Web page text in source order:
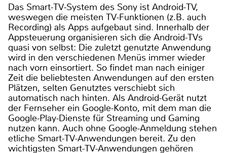
Das Smart-TV-System des Sony ist Android-TV,
weswegen die meisten TV-Funktionen (z.B. auch
Recording) als Apps aufgebaut sind. Innerhalb der
Appsteuerung organisieren sich die Android-TVs
quasi von selbst: Die zuletzt genutzte Anwendung
wird in den verschiedenen Menüs immer wieder
nach vorn einsortiert. So findet man nach einiger
Zeit die beliebtesten Anwendungen auf den ersten
Plätzen, selten Genutztes verschiebt sich
automatisch nach hinten. Als Android-Gerät nutzt
der Fernseher ein Google-Konto, mit dem man die
Google-Play-Dienste für Streaming und Gaming
nutzen kann. Auch ohne Google-Anmeldung stehen
etliche Smart-TV-Anwendungen bereit. Zu den
wichtigsten Smart-TV-Anwendungen gehören